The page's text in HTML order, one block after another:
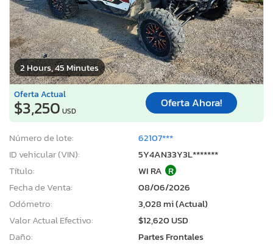
2 Hours, 45 Minutes
Oferta Actual
$3,250 USD
Oferta Ahora!
Número de lote:
62107***
ID vehicular (VIN):
5Y4AN33Y3L*******
Título:
WI RA R
Fecha de Venta:
08/06/2026
Odómetro:
3,028 mi (Actual)
Valor Actual Efectivo:
$12,620 USD
Daño:
Partes Frontales